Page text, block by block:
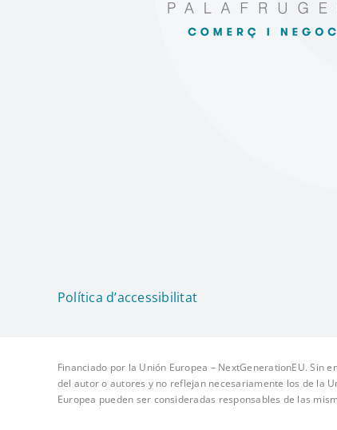
Política d’accessibilitat
Financiado por la Unión Europea – NextGenerationEU. Sin
del autor o autores y no reflejan necesariamente los de la
Europea pueden ser consideradas responsables de las